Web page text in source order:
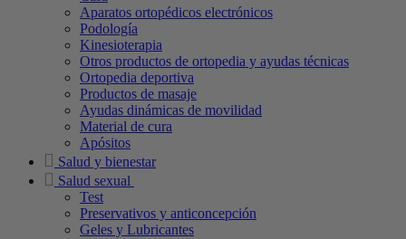
Aparatos ortopédicos electrónicos
Podología
Kinesioterapia
Otros productos de ortopedia y ayudas técnicas
Ortopedia deportiva
Productos de masaje
Ayudas dinámicas de movilidad
Material de cura
Apósitos
Salud y bienestar
Salud sexual
Test
Preservativos y anticoncepción
Geles y Lubricantes